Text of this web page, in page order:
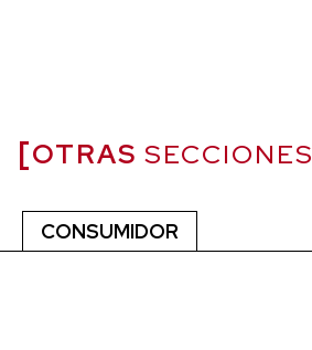
OTRAS SECCIONES
CONSUMIDOR